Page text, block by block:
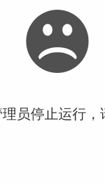
员停止运行